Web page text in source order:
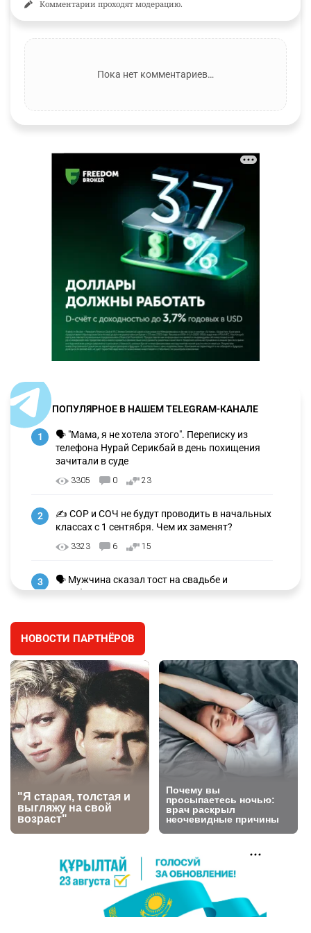
Комментарии проходят модерацию.
Пока нет комментариев…
ПОПУЛЯРНОЕ В НАШЕМ TELEGRAM-КАНАЛЕ
1
🗣 "Мама, я не хотела этого". Переписку из
телефона Нурай Серикбай в день похищения
зачитали в суде
3305 0 23
2
✍️ СОР и СОЧ не будут проводить в начальных
классах с 1 сентября. Чем их заменят?
3323 6 15
3
🗣 Мужчина сказал тост на свадьбе и
заработал уголовное дело
🐏 Скота больше, а мясо дороже. Почему в
Казахстане продолжают расти цены на
баранину и конину
2721
5
⚠️ Доброе утро, друзья! Предлагаем обзор
главных новостей за 4 августа
2815 0 1
6
🗣Глава государства направил телеграмму
соболезнования родным и близким Халық
қаһарманы Ивана Гапича
2788 2 42
🇫🇷 Клуб ПСЖ объявил об открытии своей
футбольной академии в Астане
2 40
НОВОСТИ ПАРТНЁРОВ